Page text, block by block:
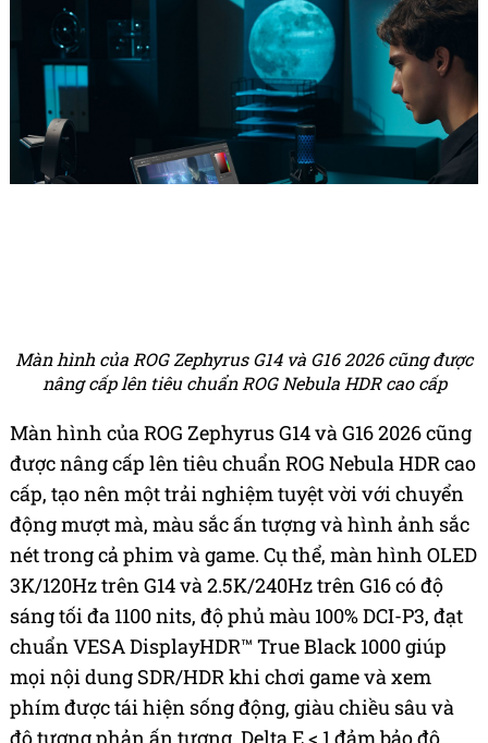
Màn hình của ROG Zephyrus G14 và G16 2026 cũng được
nâng cấp lên tiêu chuẩn ROG Nebula HDR cao cấp
Màn hình của ROG Zephyrus G14 và G16 2026 cũng
được nâng cấp lên tiêu chuẩn ROG Nebula HDR cao
cấp, tạo nên một trải nghiệm tuyệt vời với chuyển
động mượt mà, màu sắc ấn tượng và hình ảnh sắc
nét trong cả phim và game. Cụ thể, màn hình OLED
3K/120Hz trên G14 và 2.5K/240Hz trên G16 có độ
sáng tối đa 1100 nits, độ phủ màu 100% DCI-P3, đạt
chuẩn VESA DisplayHDR™ True Black 1000 giúp
mọi nội dung SDR/HDR khi chơi game và xem
phím được tái hiện sống động, giàu chiều sâu và